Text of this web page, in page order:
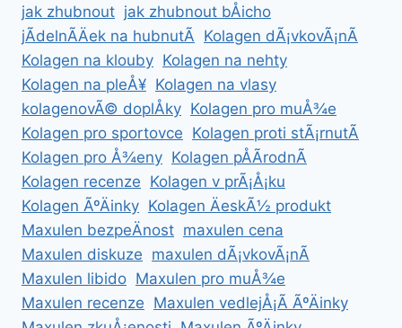
jak zhubnout jak zhubnout bÅicho
jÃ­delnÃ­Äek na hubnutÃ­ Kolagen dÃ¡vkovÃ¡nÃ­
Kolagen na klouby Kolagen na nehty
Kolagen na pleÅ¥ Kolagen na vlasy
kolagenovÃ© doplÅky Kolagen pro muÅ¾e
Kolagen pro sportovce Kolagen proti stÃ¡rnutÃ­
Kolagen pro Å¾eny Kolagen pÅÃ­rodnÃ­
Kolagen recenze Kolagen v prÃ¡Å¡ku
Kolagen ÃºÄinky Kolagen ÄeskÃ½ produkt
Maxulen bezpeÄnost maxulen cena
Maxulen diskuze maxulen dÃ¡vkovÃ¡nÃ­
Maxulen libido Maxulen pro muÅ¾e
Maxulen recenze Maxulen vedlejÅ¡Ã­ ÃºÄinky